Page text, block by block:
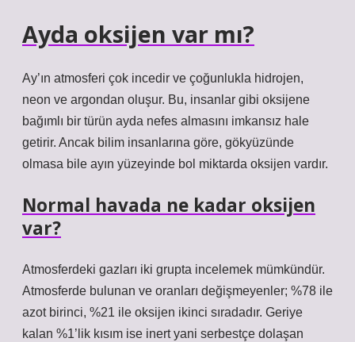
Ayda oksijen var mı?
Ay’ın atmosferi çok incedir ve çoğunlukla hidrojen,
neon ve argondan oluşur. Bu, insanlar gibi oksijene
bağımlı bir türün ayda nefes almasını imkansız hale
getirir. Ancak bilim insanlarına göre, gökyüzünde
olmasa bile ayın yüzeyinde bol miktarda oksijen vardır.
Normal havada ne kadar oksijen
var?
Atmosferdeki gazları iki grupta incelemek mümkündür.
Atmosferde bulunan ve oranları değişmeyenler; %78 ile
azot birinci, %21 ile oksijen ikinci sıradadır. Geriye
kalan %1’lik kısım ise inert yani serbestçe dolaşan